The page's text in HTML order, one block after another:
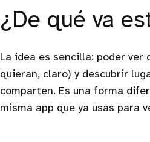
¿De qué va
La idea es sencilla: poder ver
quieran, claro) y descubrir
comparten. Es una forma
misma app que ya usas para